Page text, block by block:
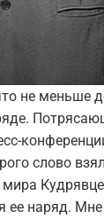
не меньше
слово
мира
ее наряд. Мне